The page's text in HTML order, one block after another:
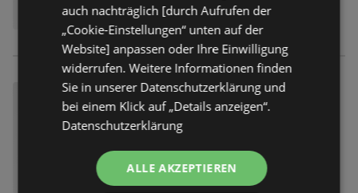
auch nachträglich [durch Aufrufen der
„Cookie-Einstellungen“ unten auf der
Website] anpassen oder Ihre Einwilligung
widerrufen. Weitere Informationen finden
Sie in unserer Datenschutzerklärung und
bei einem Klick auf „Details anzeigen“.
Datenschutzerklärung
ALLE AKZEPTIEREN